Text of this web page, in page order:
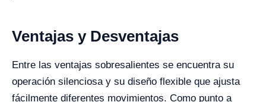
Ventajas y Desventajas
Entre las ventajas sobresalientes se encuentra su
operación silenciosa y su diseño flexible que ajusta
fácilmente diferentes movimientos. Como punto a